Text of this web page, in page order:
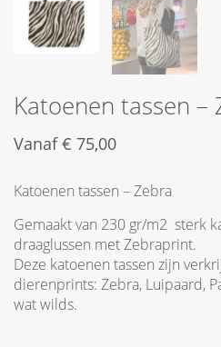
Katoenen tassen –
Vanaf€ 75,00
Katoenen tassen – Zebra
Gemaakt van 230 gr/m2 sterk
draaglussen met Zebraprint.
Deze katoenen tassen zijn
dierenprints: Zebra, Luipaard,
wat wilds.